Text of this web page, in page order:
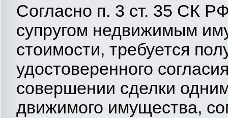
Согласно п. 3 ст. 35 СК
супругом недвижимым
стоимости, требуется
удостоверенного
совершении сделки
движимого имущества,